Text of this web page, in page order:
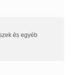
és egyéb